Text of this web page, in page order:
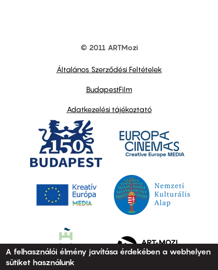
© 2011 ARTMozi
Általános Szerződési Feltételek
BudapestFilm
Adatkezelési tájékoztató
A felhasználói élmény javítása érdekében a webhelyen
sütiket használunk